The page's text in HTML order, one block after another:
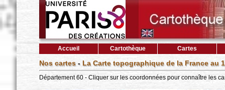
Accueil Cartothèque Cartes
Nos cartes- La Carte topographique de la France au
Département 60 - Cliquer sur les coordonnées pour connaître les